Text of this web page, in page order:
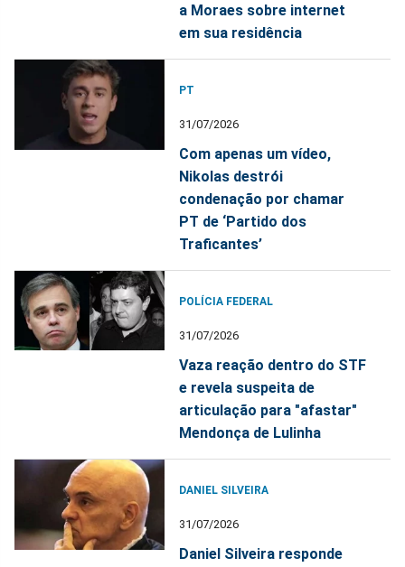
a Moraes sobre internet
em sua residência
PT
31/07/2026
Com apenas um vídeo,
Nikolas destrói
condenação por chamar
PT de ‘Partido dos
Traficantes’
POLÍCIA FEDERAL
31/07/2026
Vaza reação dentro do STF
e revela suspeita de
articulação para "afastar"
Mendonça de Lulinha
DANIEL SILVEIRA
31/07/2026
Daniel Silveira responde